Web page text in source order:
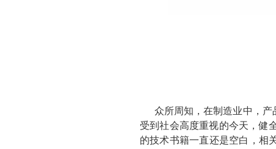
众所周知，在制造业中，
受到社会高度重视的今天，健
的技术书籍一直还是空白，相